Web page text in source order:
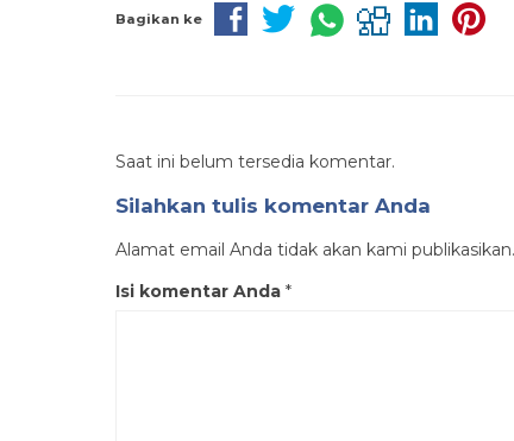
Bagikan ke
Saat ini belum tersedia komentar.
Silahkan tulis komentar Anda
Alamat email Anda tidak akan kami
Isi komentar Anda *